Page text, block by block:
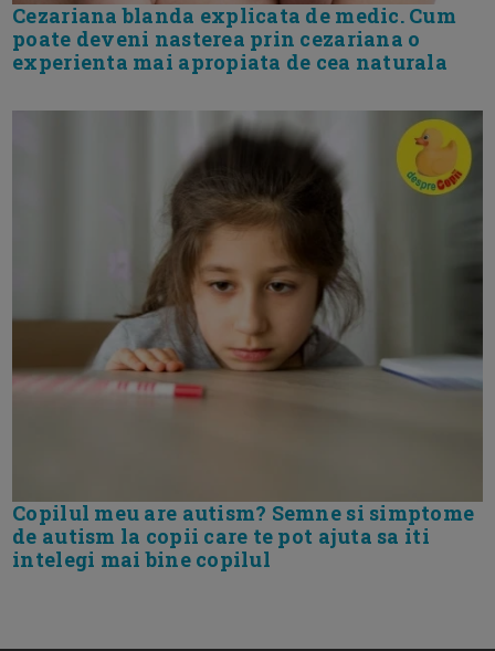
Cezariana blanda explicata de medic. Cum
poate deveni nasterea prin cezariana o
experienta mai apropiata de cea naturala
Copilul meu are autism? Semne si simptome
de autism la copii care te pot ajuta sa iti
intelegi mai bine copilul